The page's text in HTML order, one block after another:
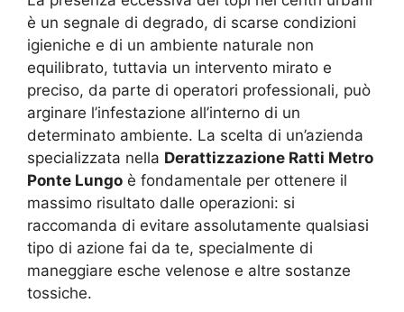
è un segnale di degrado, di scarse condizioni
igieniche e di un ambiente naturale non
equilibrato, tuttavia un intervento mirato e
preciso, da parte di operatori professionali, può
arginare l’infestazione all’interno di un
determinato ambiente. La scelta di un’azienda
specializzata nella Derattizzazione Ratti Metro
Ponte Lungo è fondamentale per ottenere il
massimo risultato dalle operazioni: si
raccomanda di evitare assolutamente qualsiasi
tipo di azione fai da te, specialmente di
maneggiare esche velenose e altre sostanze
tossiche.